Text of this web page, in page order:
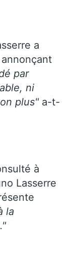
a
par
ni
plus" a-t-
à
Lasserre
la